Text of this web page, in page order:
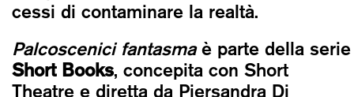
cessi di contaminare la realtà.
Palcoscenici fantasmaè parte della serie
Short Books, concepita con Short
Theatre e diretta da Piersandra Di